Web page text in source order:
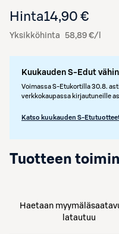
Hinta14,90 €
Yksikköhinta 58,89 €/l
Kuukauden S-Edut
Voimassa S-Etukortilla 30.8.
verkkokaupassa kirjautuneille
Katso kuukauden S-
Tuotteen
Haetaan
latautuu